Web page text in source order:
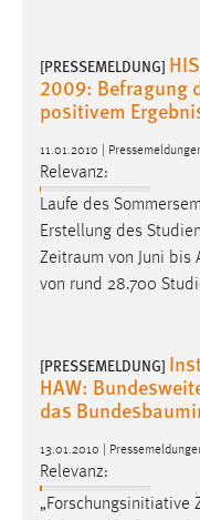
[PRESSEMELDUNG]
2009: Befragung
positivem
11.01.2010 |
Relevanz:
Laufe des
Erstellung des
Zeitraum von Juni bis
von rund 28.700
[PRESSEMELDUNG]
HAW:
das
13.01.2010 |
Relevanz:
„Forschungsinitiative